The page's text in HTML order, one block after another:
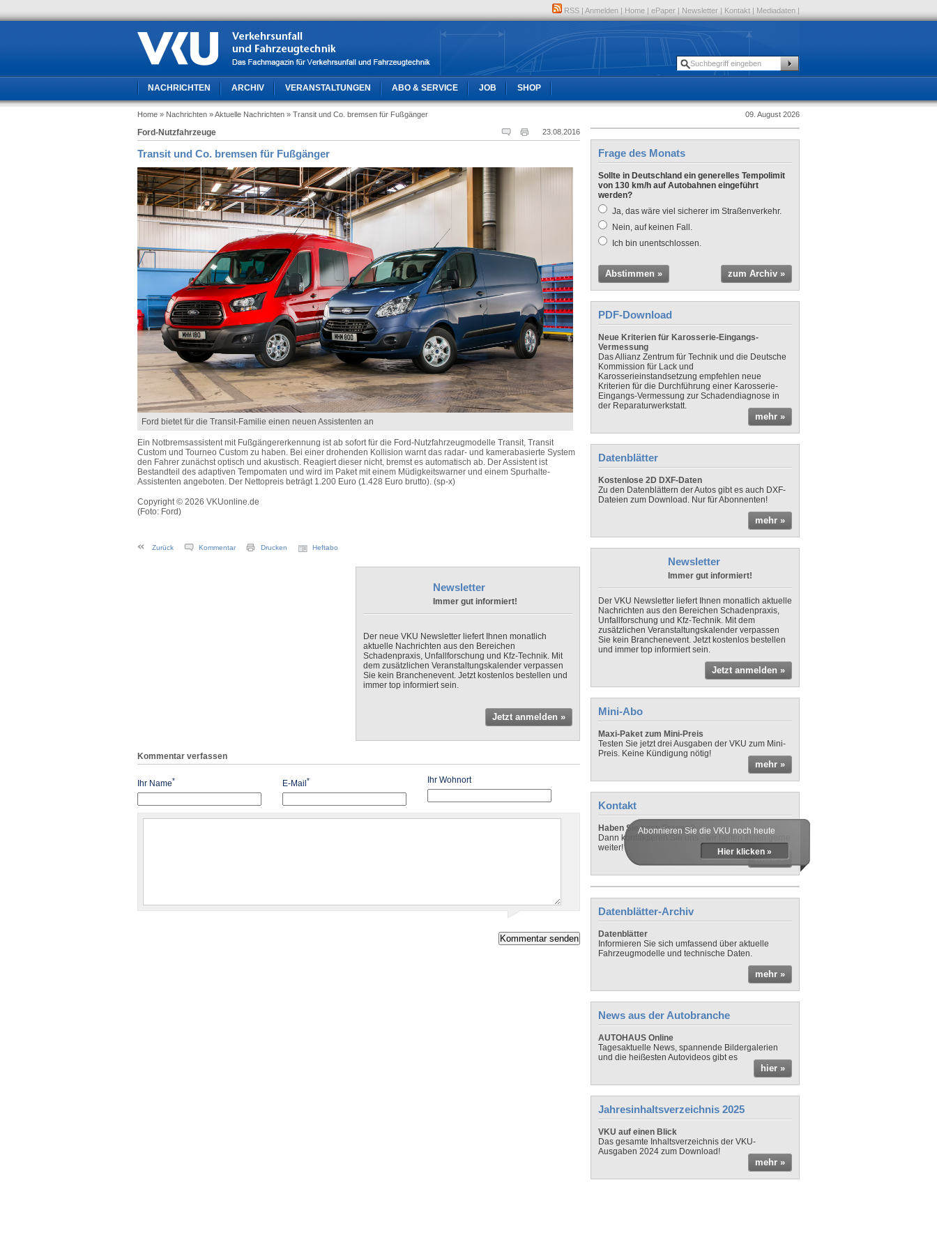
RSS | Anmelden | Home | ePaper | Newsletter | Kontakt | Mediadaten |
NACHRICHTEN ARCHIV VERANSTALTUNGEN ABO & SERVICE JOB SHOP
Home » Nachrichten » Aktuelle Nachrichten » Transit und Co. bremsen für Fußgänger 09. August 2026
23.08.2016
Ford-Nutzfahrzeuge
Transit und Co. bremsen für Fußgänger
Ford bietet für die Transit-Familie einen neuen Assistenten an
Ein Notbremsassistent mit Fußgängererkennung ist ab sofort für die Ford-Nutzfahrzeugmodelle Transit, Transit
Custom und Tourneo Custom zu haben. Bei einer drohenden Kollision warnt das radar- und kamerabasierte System
den Fahrer zunächst optisch und akustisch. Reagiert dieser nicht, bremst es automatisch ab. Der Assistent ist
Bestandteil des adaptiven Tempomaten und wird im Paket mit einem Müdigkeitswarner und einem Spurhalte-
Assistenten angeboten. Der Nettopreis beträgt 1.200 Euro (1.428 Euro brutto). (sp-x)
Copyright © 2026 VKUonline.de
(Foto: Ford)
Zurück Kommentar Drucken Heftabo
Newsletter
Immer gut informiert!
Der neue VKU Newsletter liefert Ihnen monatlich
aktuelle Nachrichten aus den Bereichen
Schadenpraxis, Unfallforschung und Kfz-Technik. Mit
dem zusätzlichen Veranstaltungskalender verpassen
Sie kein Branchenevent. Jetzt kostenlos bestellen und
immer top informiert sein.
Jetzt anmelden »
Kommentar verfassen
Ihr Name* E-Mail* Ihr Wohnort
Frage des Monats
Sollte in Deutschland ein generelles Tempolimit
von 130 km/h auf Autobahnen eingeführt
werden?
Ja, das wäre viel sicherer im Straßenverkehr.
Nein, auf keinen Fall.
Ich bin unentschlossen.
Abstimmen » zum Archiv »
PDF-Download
Neue Kriterien für Karosserie-Eingangs-
Vermessung
Das Allianz Zentrum für Technik und die Deutsche
Kommission für Lack und
Karosserieinstandsetzung empfehlen neue
Kriterien für die Durchführung einer Karosserie-
Eingangs-Vermessung zur Schadendiagnose in
der Reparaturwerkstatt.
mehr »
Datenblätter
Kostenlose 2D DXF-Daten
Zu den Datenblättern der Autos gibt es auch DXF-
Dateien zum Download. Nur für Abonnenten!
mehr »
Newsletter
Immer gut informiert!
Der VKU Newsletter liefert Ihnen monatlich aktuelle
Nachrichten aus den Bereichen Schadenpraxis,
Unfallforschung und Kfz-Technik. Mit dem
zusätzlichen Veranstaltungskalender verpassen
Sie kein Branchenevent. Jetzt kostenlos bestellen
und immer top informiert sein.
Jetzt anmelden »
Mini-Abo
Maxi-Paket zum Mini-Preis
Testen Sie jetzt drei Ausgaben der VKU zum Mini-
Preis. Keine Kündigung nötig!
mehr »
Kontakt
Haben Sie noch Fragen?
Dann kontaktieren Sie uns - wir helfen Ihnen gerne
weiter!
mehr »
Abonnieren Sie die VKU noch heute
Hier klicken »
Datenblätter-Archiv
Datenblätter
Informieren Sie sich umfassend über aktuelle
Fahrzeugmodelle und technische Daten.
mehr »
News aus der Autobranche
AUTOHAUS Online
Tagesaktuelle News, spannende Bildergalerien
und die heißesten Autovideos gibt es
hier »
Jahresinhaltsverzeichnis 2025
VKU auf einen Blick
Das gesamte Inhaltsverzeichnis der VKU-
Ausgaben 2024 zum Download!
mehr »